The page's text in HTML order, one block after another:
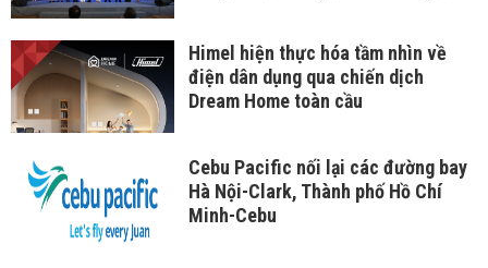
Himel hiện thực hóa tầm nhìn về
điện dân dụng qua chiến dịch
Dream Home toàn cầu
Cebu Pacific nối lại các đường bay
Hà Nội-Clark, Thành phố Hồ Chí
Minh-Cebu